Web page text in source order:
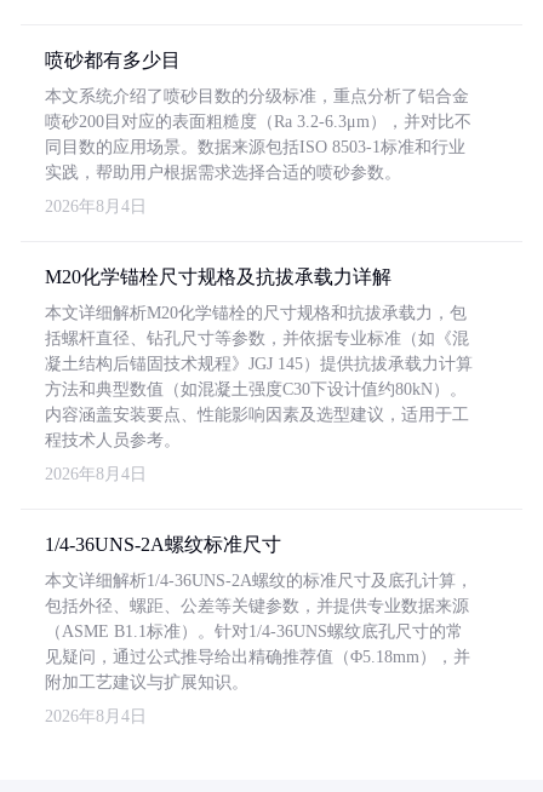
喷砂都有多少目
本文系统介绍了喷砂目数的分级标准，重点分析了铝合金
喷砂200目对应的表面粗糙度（Ra 3.2-6.3μm），并对比不
同目数的应用场景。数据来源包括ISO 8503-1标准和行业
实践，帮助用户根据需求选择合适的喷砂参数。
2026年8月4日
M20化学锚栓尺寸规格及抗拔承载力详解
本文详细解析M20化学锚栓的尺寸规格和抗拔承载力，包
括螺杆直径、钻孔尺寸等参数，并依据专业标准（如《混
凝土结构后锚固技术规程》JGJ 145）提供抗拔承载力计算
方法和典型数值（如混凝土强度C30下设计值约80kN）。
内容涵盖安装要点、性能影响因素及选型建议，适用于工
程技术人员参考。
2026年8月4日
1/4-36UNS-2A螺纹标准尺寸
本文详细解析1/4-36UNS-2A螺纹的标准尺寸及底孔计算，
包括外径、螺距、公差等关键参数，并提供专业数据来源
（ASME B1.1标准）。针对1/4-36UNS螺纹底孔尺寸的常
见疑问，通过公式推导给出精确推荐值（Φ5.18mm），并
附加工艺建议与扩展知识。
2026年8月4日